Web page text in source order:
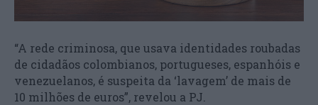
“A rede criminosa, que usava identidades roubadas
de cidadãos colombianos, portugueses, espanhóis e
venezuelanos, é suspeita da ‘lavagem’ de mais de
10 milhões de euros”, revelou a PJ.